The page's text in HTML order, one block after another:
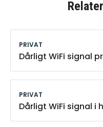
PRIVAT
Dårligt WiFi signal
PRIVAT
Dårligt WiFi signal i